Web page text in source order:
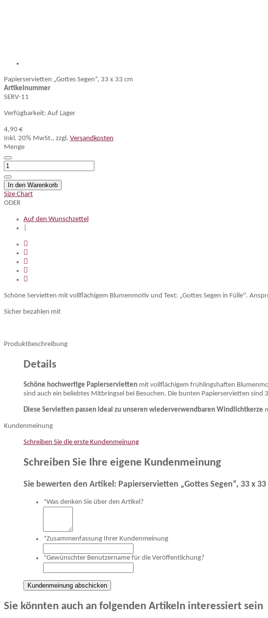
Papierservietten „Gottes Segen“, 33 x 33 cm
Artikelnummer
SERV-11
Verfügbarkeit: Auf Lager
4,90 €
Inkl. 20% MwSt., zzgl. Versandkosten
Menge
In den Warenkorb
Size Chart
ODER
Auf den Wunschzettel
Schöne Servietten mit vollflächigem Blumenmotiv und Text: „Gottes Segen in Fülle".
Sicher bezahlen mit
Produktbeschreibung
Details
Schöne hochwertige Papierservietten mit vollflächigem frühlingshaften
sind auch ein beliebtes Mitbringsel bei Besuchen. Die bunten Papierservietten
Diese Servietten passen ideal zu unseren wiederverwendbaren Windlichtkerze
Kundenmeinung
Schreiben Sie die erste Kundenmeinung
Schreiben Sie Ihre eigene Kundenmeinung
Sie bewerten den Artikel: Papierservietten „Gottes Segen“, 33 x 33
*Was denken Sie über den Artikel?
*Zusammenfassung Ihrer Kundenmeinung
*Gewünschter Benutzername für die Veröffentlichung?
Kundenmeinung abschicken
Sie könnten auch an folgenden Artikeln interessiert sein